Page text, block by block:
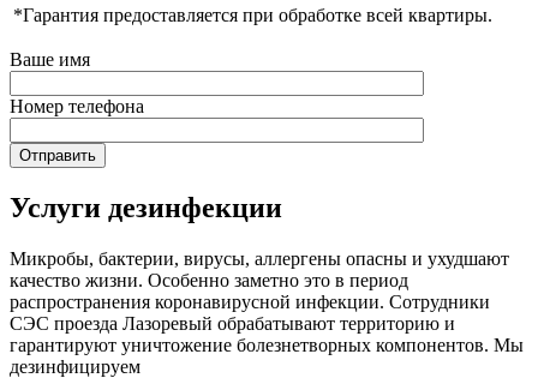
*Гарантия предоставляется при обработке всей квартиры.
Ваше имя
Номер телефона
Услуги дезинфекции
Микробы, бактерии, вирусы, аллергены опасны и ухудшают
качество жизни. Особенно заметно это в период
распространения коронавирусной инфекции. Сотрудники
СЭС проезда Лазоревый обрабатывают территорию и
гарантируют уничтожение болезнетворных компонентов. Мы
дезинфицируем